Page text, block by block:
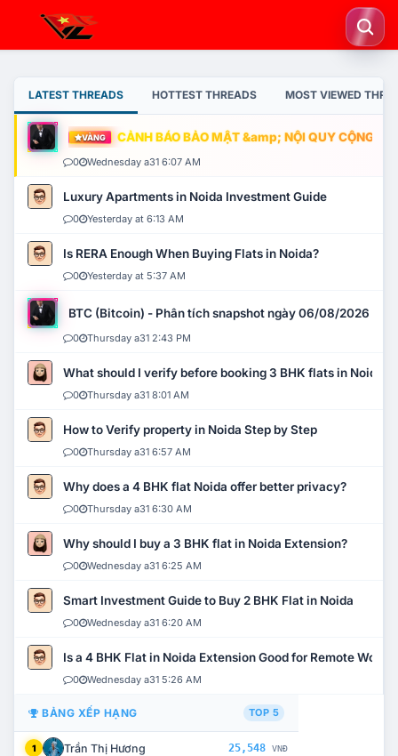
LATEST THREADS HOTTEST THREADS MOST VIEWED
VÀNG CẢNH BÁO BẢO MẬT &amp; NỘI QUY CỘNG
0 Wednesday a31 6:07 AM
Luxury Apartments in Noida Investment Guide
0 Yesterday at 6:13 AM
Is RERA Enough When Buying Flats in Noida?
0 Yesterday at 5:37 AM
BTC (Bitcoin) - Phân tích snapshot ngày 06/08/2026
0 Thursday a31 2:43 PM
What should I verify before booking 3 BHK flats in Noida?
0 Thursday a31 8:01 AM
How to Verify property in Noida Step by Step
0 Thursday a31 6:57 AM
Why does a 4 BHK flat Noida offer better privacy?
0 Thursday a31 6:30 AM
Why should I buy a 3 BHK flat in Noida Extension?
0 Wednesday a31 6:25 AM
Smart Investment Guide to Buy 2 BHK Flat in Noida
0 Wednesday a31 6:20 AM
Is a 4 BHK Flat in Noida Extension Good for Remote Work?
0 Wednesday a31 5:26 AM
BẢNG XẾP HẠNG TOP 5
1 Trần Thị Hương 25,548 VNĐ